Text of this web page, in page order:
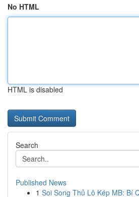
No HTML
HTML is disabled
Search
Published News
1 Soi Song Thủ Lô Kép MB: Bí